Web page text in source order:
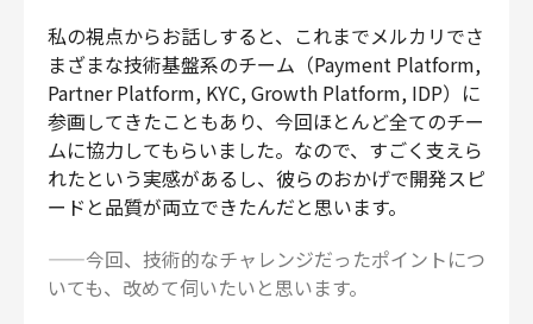
私の視点からお話しすると、これまでメルカリでさ
まざまな技術基盤系のチーム（Payment Platform,
Partner Platform, KYC, Growth Platform, IDP）に
参画してきたこともあり、今回ほとんど全てのチー
ムに協力してもらいました。なので、すごく支えら
れたという実感があるし、彼らのおかげで開発スピ
ードと品質が両立できたんだと思います。
——今回、技術的なチャレンジだったポイントにつ
いても、改めて伺いたいと思います。